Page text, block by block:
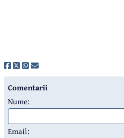
Comentarii
Nume:
Email: